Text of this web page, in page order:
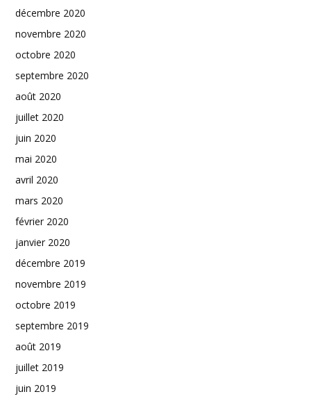
décembre 2020
novembre 2020
octobre 2020
septembre 2020
août 2020
juillet 2020
juin 2020
mai 2020
avril 2020
mars 2020
février 2020
janvier 2020
décembre 2019
novembre 2019
octobre 2019
septembre 2019
août 2019
juillet 2019
juin 2019